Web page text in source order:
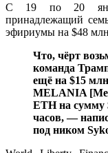
С 19 по 20
принадлежащий
эфириумы на $48
Что, чёрт
команда
ещё на $15
MELANIA
ETH на сумму
часов, —
под ником